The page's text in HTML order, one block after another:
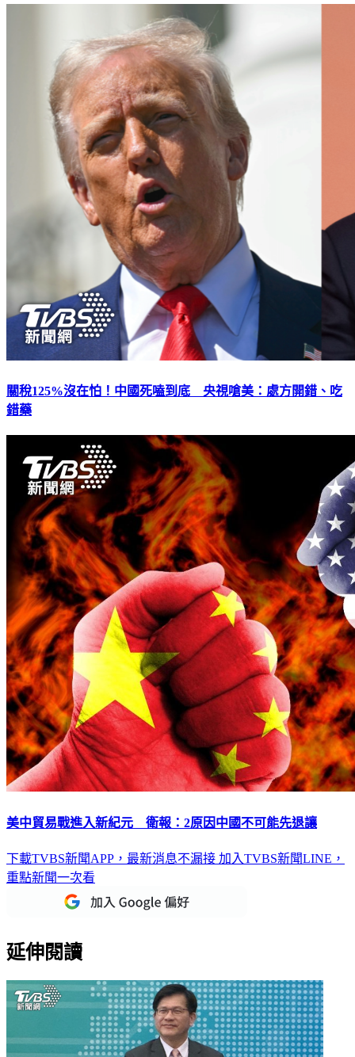
關稅125%沒在怕！中國死嗑到底 央視嗆美：處方開錯、吃
錯藥
美中貿易戰進入新紀元 衛報：2原因中國不可能先退讓
下載TVBS新聞APP，最新消息不漏接 加入TVBS新聞LINE，
重點新聞一次看
延伸閱讀